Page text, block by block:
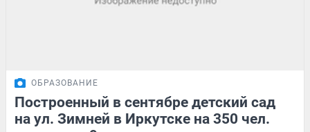
ОБРАЗОВАНИЕ
Построенный в сентябре детский сад
на ул. Зимней в Иркутске на 350 чел.